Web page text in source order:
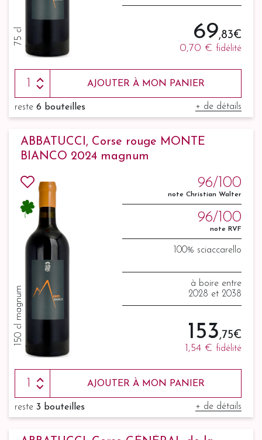
75 cl 69,83 €
0,70 € fidélité
AJOUTER À MON PANIER
reste 6 bouteilles + de détails
ABBATUCCI, Corse rouge MONTE
BIANCO 2024 magnum
150 cl magnum
96/100
note Christian Walter
96/100
note RVF
100% sciaccarello
à boire entre
2028 et 2038
153,75 €
1,54 € fidélité
AJOUTER À MON PANIER
reste 3 bouteilles + de détails